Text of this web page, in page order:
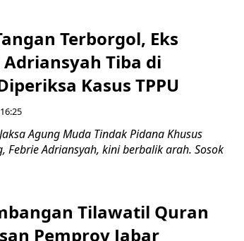
Terborgol, Eks
Adriansyah Tiba di
Kasus TPPU
Agung Muda Tindak Pidana Khusus
Febrie Adriansyah, kini berbalik arah. Sosok
Tilawatil Quran
Pemprov Jabar